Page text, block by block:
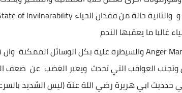
of Invilnarability
غالبا ما يعقبها الندم
Angerوالسيطرة علية بكل الوسائل الممكنة وان
العواقب التي تحدث ويعبر الغضب عن ضعف
حدديث ابي هريرة رضي اللة عنة (ليس الشديد